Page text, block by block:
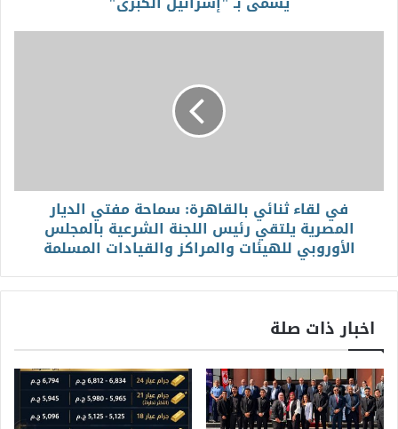
في لقاء ثنائي بالقاهرة: سماحة مفتي الديار
المصرية يلتقي رئيس اللجنة الشرعية بالمجلس
الأوروبي للهيئات والمراكز والقيادات المسلمة
اخبار ذات صلة